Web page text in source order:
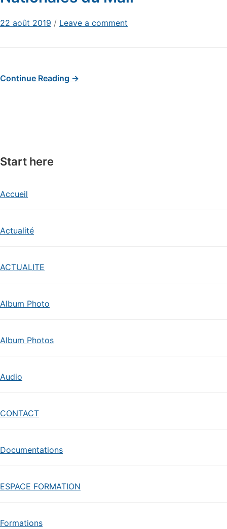
Start here
Accueil
Actualité
ACTUALITE
Album Photo
Album Photos
Audio
CONTACT
Documentations
ESPACE FORMATION
Formations
22 août 2019 / Leave a comment
Continue Reading →